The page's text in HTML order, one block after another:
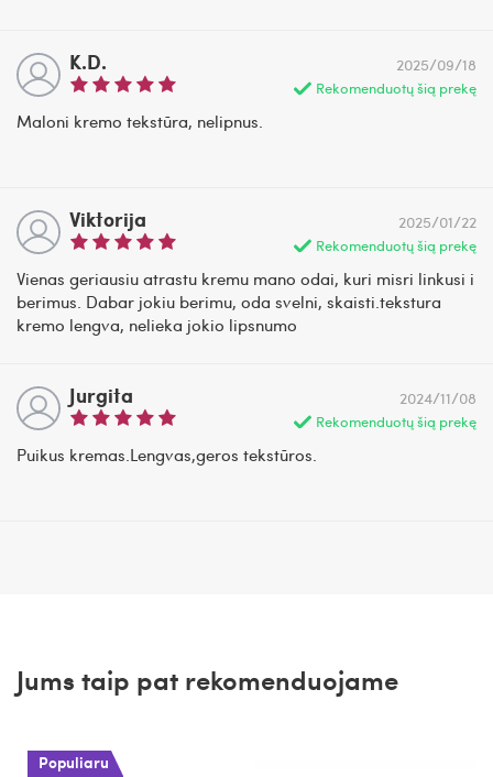
K.D.
Rekomenduotų šią prekę
2025/09/18
Maloni kremo tekstūra, nelipnus.
Viktorija
Rekomenduotų šią prekę
2025/01/22
Vienas geriausiu atrastu kremu mano odai, kuri misri linkusi i
berimus. Dabar jokiu berimu, oda svelni, skaisti.tekstura
kremo lengva, nelieka jokio lipsnumo
Jurgita
Rekomenduotų šią prekę
2024/11/08
Puikus kremas.Lengvas,geros tekstūros.
Jums taip pat rekomenduojame
Populiaru